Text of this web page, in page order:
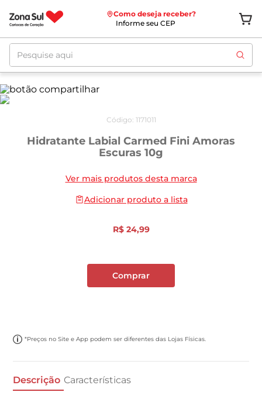
Como deseja receber?
Informe seu CEP
Pesquise aqui
Código: 1171011
Hidratante Labial Carmed Fini Amoras
Escuras 10g
Ver mais produtos desta marca
Adicionar produto a lista
R$ 24,99
Comprar
*Preços no Site e App podem ser diferentes das Lojas Físicas.
Descrição Características